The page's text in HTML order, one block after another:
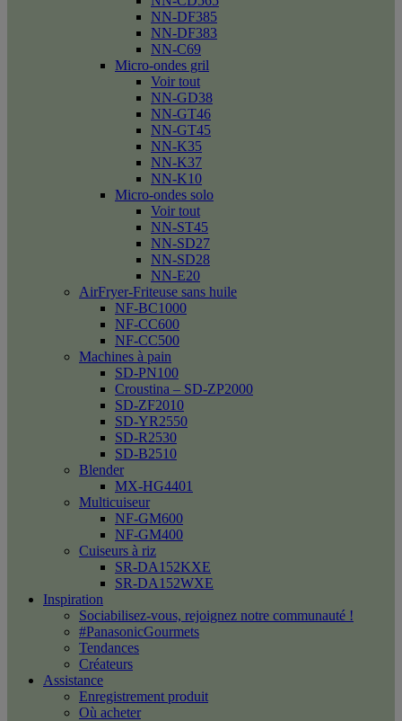
NN-DF385
NN-DF383
NN-C69
Micro-ondes gril
Voir tout
NN-GD38
NN-GT46
NN-GT45
NN-K35
NN-K37
NN-K10
Micro-ondes solo
Voir tout
NN-ST45
NN-SD27
NN-SD28
NN-E20
AirFryer-Friteuse sans huile
NF-BC1000
NF-CC600
NF-CC500
Machines à pain
SD-PN100
Croustina – SD-ZP2000
SD-ZF2010
SD-YR2550
SD-R2530
SD-B2510
Blender
MX-HG4401
Multicuiseur
NF-GM600
NF-GM400
Cuiseurs à riz
SR-DA152KXE
SR-DA152WXE
Inspiration
Sociabilisez-vous, rejoignez notre communauté !
#PanasonicGourmets
Tendances
Créateurs
Assistance
Enregistrement produit
Où acheter